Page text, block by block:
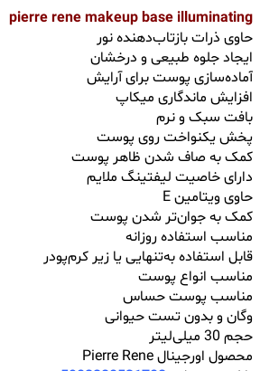
pierre rene makeup base illuminating
حاوی ذرات بازتاب‌دهنده نور
ایجاد جلوه طبیعی و درخشان
آماده‌سازی پوست برای آرایش
افزایش ماندگاری میکاپ
بافت سبک و نرم
پخش یکنواخت روی پوست
کمک به صاف شدن ظاهر پوست
دارای خاصیت لیفتینگ ملایم
حاوی ویتامین E
کمک به جوان‌تر شدن پوست
مناسب استفاده روزانه
قابل استفاده به‌تنهایی یا زیر کرم‌پودر
مناسب انواع پوست
مناسب پوست حساس
وگان و بدون تست حیوانی
حجم 30 میلی‌لیتر
محصول اورجینال Pierre Rene